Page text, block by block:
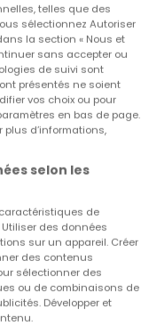
telles que des
sélectionnez Autoriser
la section « Nous et
sans accepter ou
de suivi sont
présentés ne soient
vos choix ou pour
en bas de page.
plus d’informations,
selon les
de
des données
sur un appareil. Créer
des contenus
sélectionner des
ou de combinaisons de
Développer et